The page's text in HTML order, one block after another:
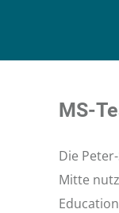
MS-
Die
Mitte